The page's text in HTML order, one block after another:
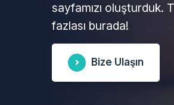
sayfamızı oluşturduk.
fazlası burada!
Bize Ulaşın